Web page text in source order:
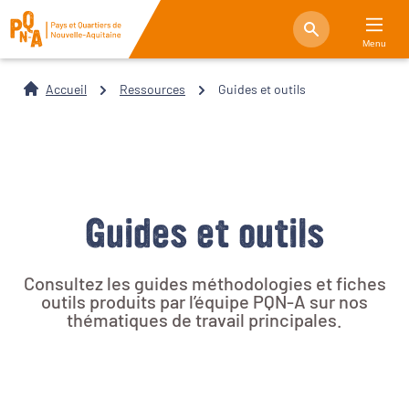
Menu
Accueil Ressources Guides et outils
Guides et outils
Consultez les guides méthodologies et fiches
outils produits par l’équipe PQN-A sur nos
thématiques de travail principales.